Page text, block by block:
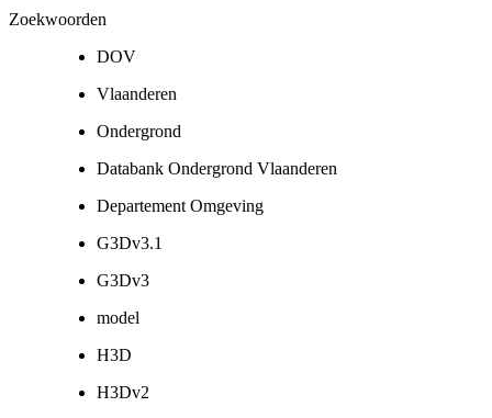
Zoekwoorden
DOV
Vlaanderen
Ondergrond
Databank Ondergrond Vlaanderen
Departement Omgeving
G3Dv3.1
G3Dv3
model
H3D
H3Dv2